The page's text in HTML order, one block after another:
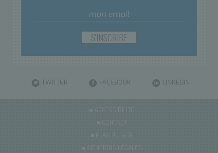
TWITTER FACEBOOK LINKEDIN
ACCESSIBILITÉ
CONTACT
PLAN DU SITE
MENTIONS LÉGALES